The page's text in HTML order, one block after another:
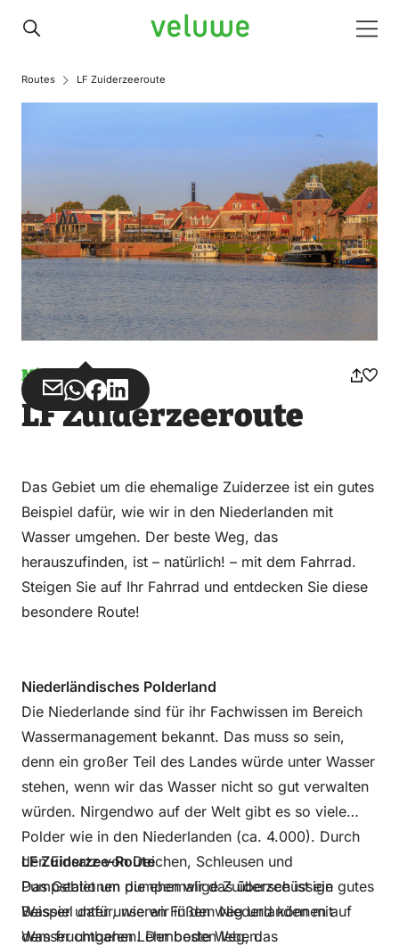
Veluwe
Routes LF Zuiderzeeroute
Missbrauch
Teilen
über
Teilen
über
Teilen
auf
Teilen
auf
LF Zuiderzeeroute
Das Gebiet um die ehemalige Zuiderzee ist ein gutes
Beispiel dafür, wie wir in den Niederlanden mit
Wasser umgehen. Der beste Weg, das
herauszufinden, ist – natürlich! – mit dem Fahrrad.
Steigen Sie auf Ihr Fahrrad und entdecken Sie diese
besondere Route!
Niederländisches Polderland
Die Niederlande sind für ihr Fachwissen im Bereich
Wassermanagement bekannt. Das muss so sein,
denn ein großer Teil des Landes würde unter Wasser
stehen, wenn wir das Wasser nicht so gut verwalten
würden. Nirgendwo auf der Welt gibt es so viele
Polder wie in den Niederlanden (ca. 4.000). Durch
den Einsatz von Deichen, Schleusen und
Pumpstationen pumpen wir das überschüssige
Wasser unter unseren Füßen weg und können auf
dem fruchtbaren Lehmboden leben.
LF Zuiderzee-Route
Das Gebiet um die ehemalige Zuiderzee ist ein gutes
Beispiel dafür, wie wir in den Niederlanden mit
Wasser umgehen. Der beste Weg, das